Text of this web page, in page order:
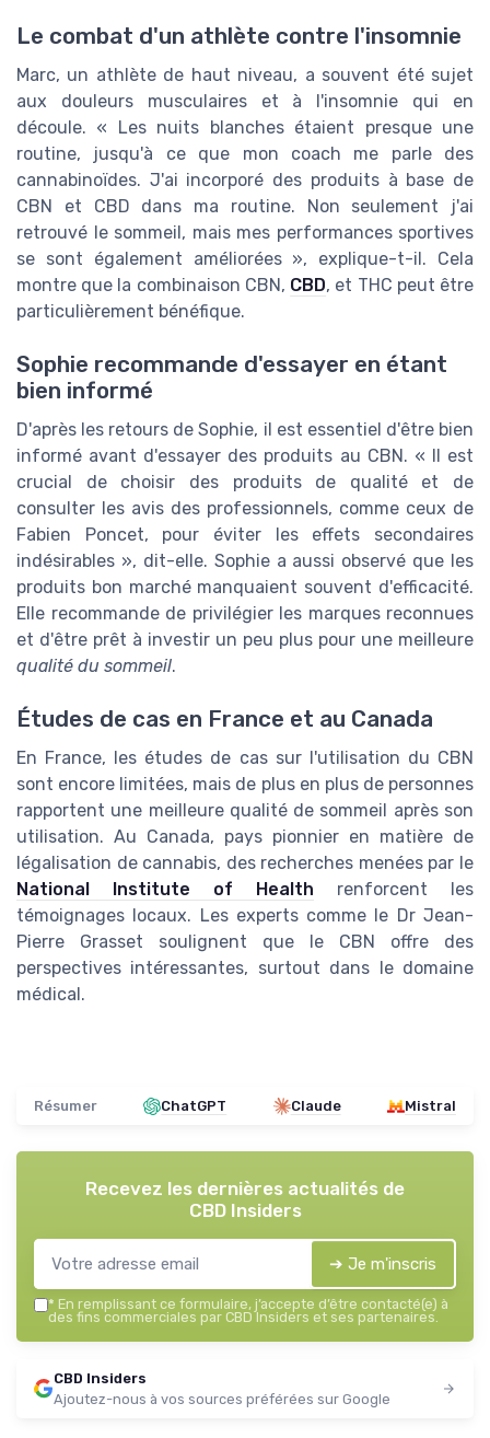
Le combat d'un athlète contre l'insomnie
Marc, un athlète de haut niveau, a souvent été sujet
aux douleurs musculaires et à l'insomnie qui en
découle. « Les nuits blanches étaient presque une
routine, jusqu'à ce que mon coach me parle des
cannabinoïdes. J'ai incorporé des produits à base de
CBN et CBD dans ma routine. Non seulement j'ai
retrouvé le sommeil, mais mes performances sportives
se sont également améliorées », explique-t-il. Cela
montre que la combinaison CBN, CBD, et THC peut être
particulièrement bénéfique.
Sophie recommande d'essayer en étant
bien informé
D'après les retours de Sophie, il est essentiel d'être bien
informé avant d'essayer des produits au CBN. « Il est
crucial de choisir des produits de qualité et de
consulter les avis des professionnels, comme ceux de
Fabien Poncet, pour éviter les effets secondaires
indésirables », dit-elle. Sophie a aussi observé que les
produits bon marché manquaient souvent d'efficacité.
Elle recommande de privilégier les marques reconnues
et d'être prêt à investir un peu plus pour une meilleure
qualité du sommeil.
Études de cas en France et au Canada
En France, les études de cas sur l'utilisation du CBN
sont encore limitées, mais de plus en plus de personnes
rapportent une meilleure qualité de sommeil après son
utilisation. Au Canada, pays pionnier en matière de
légalisation de cannabis, des recherches menées par le
National Institute of Health renforcent les
témoignages locaux. Les experts comme le Dr Jean-
Pierre Grasset soulignent que le CBN offre des
perspectives intéressantes, surtout dans le domaine
médical.
Résumer ChatGPT Claude Mistral
Recevez les dernières actualités de
CBD Insiders
➔ Je m'inscris
* En remplissant ce formulaire, j’accepte d’être contacté(e) à
des fins commerciales par CBD Insiders et ses partenaires.
CBD Insiders
Ajoutez-nous à vos sources préférées sur Google